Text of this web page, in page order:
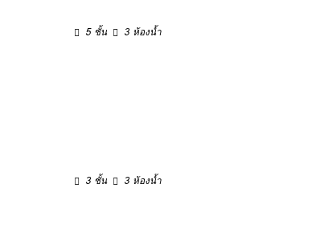
5 ชั้น 3 ห้องน้ำ
3 ชั้น 3 ห้องน้ำ